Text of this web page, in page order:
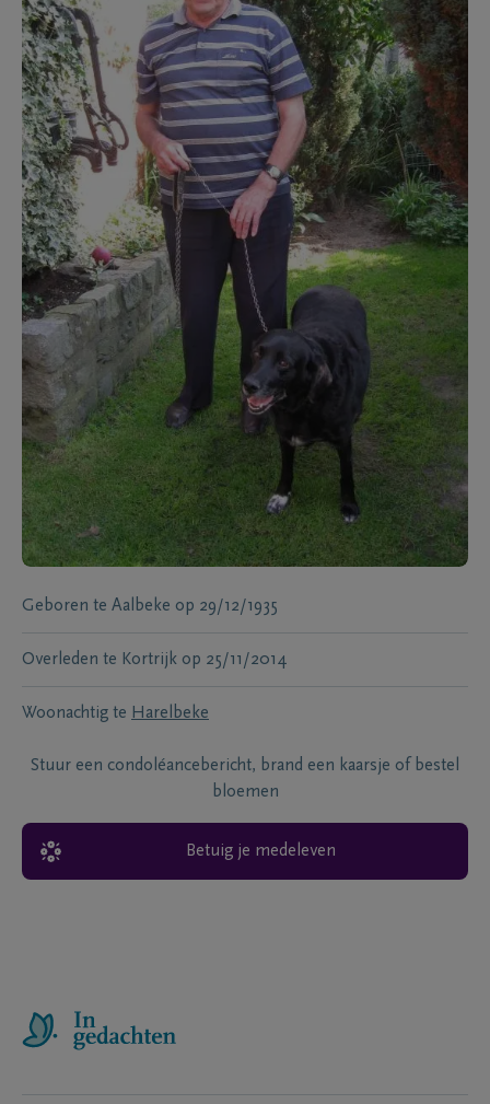
Geboren te Aalbeke op 29/12/1935
Overleden te Kortrijk op 25/11/2014
Woonachtig te Harelbeke
Stuur een condoléancebericht, brand een kaarsje of bestel
bloemen
Betuig je medeleven